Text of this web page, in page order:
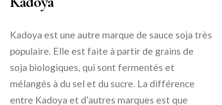
Kadoya est une autre marque de sauce soja très
populaire. Elle est faite à partir de grains de
soja biologiques, qui sont fermentés et
mélangés à du sel et du sucre. La différence
entre Kadoya et d’autres marques est que